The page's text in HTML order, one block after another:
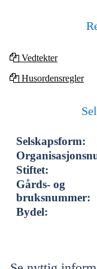
Vedtekter
Husordensregler
Selskapsform:
Stiftet:
Gårds- og
bruksnummer:
Bydel: